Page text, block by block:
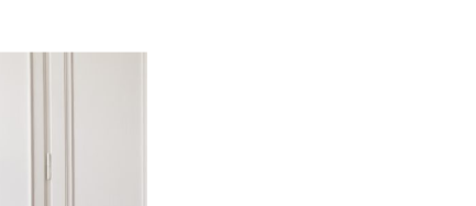
nostra
riceverai
tua